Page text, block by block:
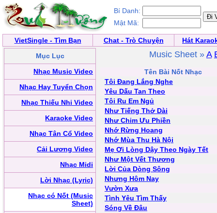
Bí Danh:
Mật Mã:
VietSingle - Tìm Bạn Chat - Trò Chuyện
Hát
Mục Lục
Nhạc Music Video
Nhạc Hay Tuyển Chọn
Nhạc Thiếu Nhi Video
Karaoke Video
Nhạc Tân Cổ Video
Cải Lương Video
Nhạc Midi
Lời Nhạc (Lyric)
Nhạc có Nốt (Music
Sheet)
Music Sheet » A
Tên Bài Nốt Nhạc
Tôi Đang Lắng Nghe
Yêu Dấu Tan Theo
Tôi Ru Em Ngủ
Như Tiếng Thở Dài
Như Chim Ưu Phiền
Nhớ Rừng Hoang
Nhớ Mùa Thu Hà Nội
Mẹ Ơi Lòng Dậy Theo Ngày Tết
Như Một Vết Thương
Lời Của Dòng Sông
Nhưng Hôm Nay
Vườn Xưa
Tình Yêu Tìm Thấy
Sóng Về Đâu